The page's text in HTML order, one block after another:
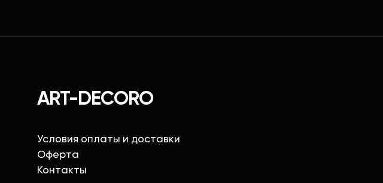
ART-DECORO
Условия оплаты и доставки
Оферта
Контакты